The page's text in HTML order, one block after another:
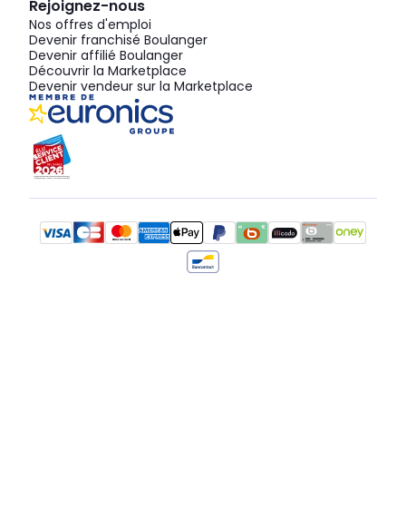
Rejoignez-nous
Nos offres d'emploi
Devenir franchisé Boulanger
Devenir affilié Boulanger
Découvrir la Marketplace
Devenir vendeur sur la Marketplace